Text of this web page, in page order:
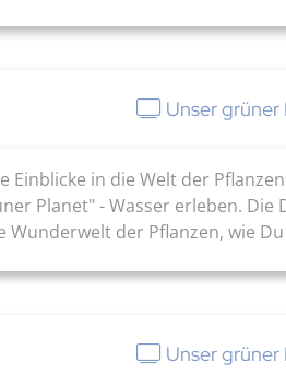
Unser grüner
Einblicke in die Welt der
Planet" - Wasser erleben.
Wunderwelt der Pflanzen, wie
Unser